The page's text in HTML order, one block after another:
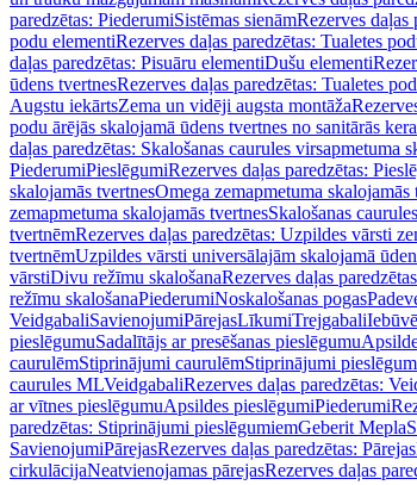
paredzētas: PiederumiSistēmas sienāmRezerves daļas
podu elementiRezerves daļas paredzētas: Tualetes
daļas paredzētas: Pisuāru elementiDušu elementi
ūdens tvertnesRezerves daļas paredzētas: Tualetes
Augstu iekārtsZema un vidēji augsta montāža
podu ārējās skalojamā ūdens tvertnes no sanitārās
daļas paredzētas: Skalošanas caurules virsapmetuma
PiederumiPieslēgumiRezerves daļas paredzētas:
skalojamās tvertnesOmega zemapmetuma skalojamās
zemapmetuma skalojamās tvertnesSkalošanas caurules
tvertnēmRezerves daļas paredzētas: Uzpildes vārsti
tvertnēmUzpildes vārsti universālajām skalojamā
vārstiDivu režīmu skalošanaRezerves daļas
režīmu skalošanaPiederumiNoskalošanas pogas
VeidgabaliSavienojumiPārejasLīkumiTrejgabali
pieslēgumuSadalītājs ar presēšanas pieslēgumu
caurulēmStiprinājumi caurulēmStiprinājumi
caurules MLVeidgabaliRezerves daļas paredzētas:
ar vītnes pieslēgumuApsildes pieslēgumiPiederumi
paredzētas: Stiprinājumi pieslēgumiemGeberit Mepla
SavienojumiPārejasRezerves daļas paredzētas: Pārejas
cirkulācijaNeatvienojamas pārejasRezerves daļas